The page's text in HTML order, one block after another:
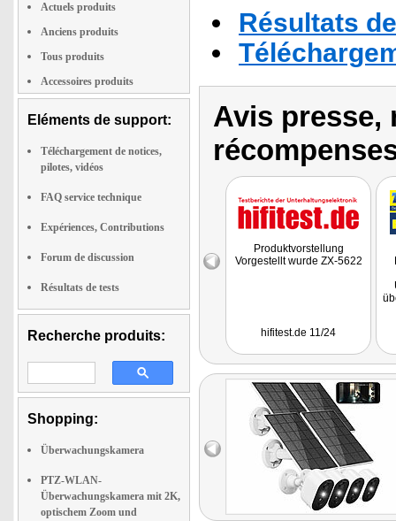
Actuels produits
Anciens produits
Tous produits
Accessoires produits
Eléments de support:
Téléchargement de notices,
pilotes, vidéos
FAQ service technique
Expériences, Contributions
Forum de discussion
Résultats de tests
Recherche produits:
Shopping:
Überwachungskamera
PTZ-WLAN-
Überwachungskamera mit 2K,
optischem Zoom und
Résultats
Avis presse,
Produktvorstellung
Vorgestellt wurde ZX-5622
hifitest.de 11/24